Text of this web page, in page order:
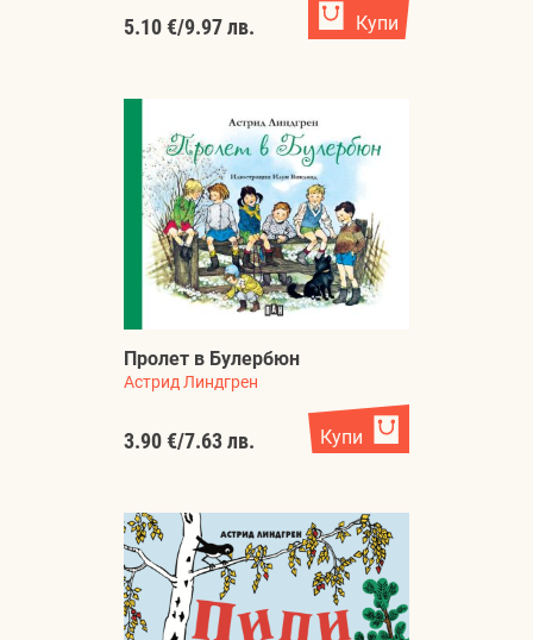
5.10 €/9.97 лв. Купи
Пролет в Булербюн
Астрид Линдгрен
3.90 €/7.63 лв. Купи